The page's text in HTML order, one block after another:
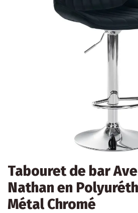
Tabouret de bar
Nathan en
Métal Chromé